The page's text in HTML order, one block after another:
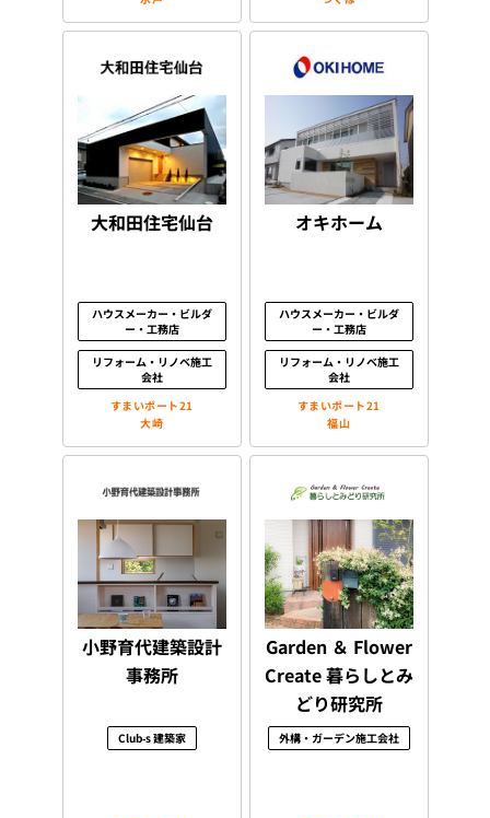
大和田住宅仙台
ハウスメーカー・ビルダ
ー・工務店
リフォーム・リノベ施工
会社
すまいポート21
大崎
オキホーム
ハウスメーカー・ビルダ
ー・工務店
リフォーム・リノベ施工
会社
すまいポート21
福山
小野育代建築設計
事務所
Club-s 建築家
Garden ＆ Flower
Create 暮らしとみ
どり研究所
外構・ガーデン施工会社